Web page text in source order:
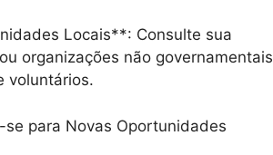
Locais**: Consulte sua
organizações não governamentais
voluntários.
para Novas Oportunidades